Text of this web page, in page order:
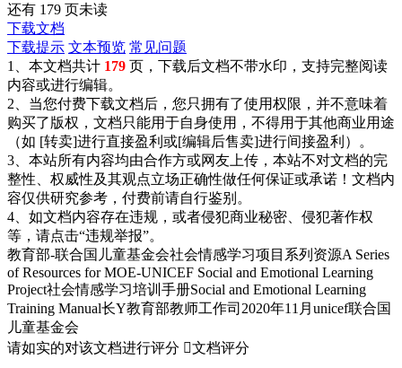
还有 179 页未读
下载文档
下载提示 文本预览 常见问题
1、本文档共计 179 页，下载后文档不带水印，支持完整阅读
内容或进行编辑。
2、当您付费下载文档后，您只拥有了使用权限，并不意味着
购买了版权，文档只能用于自身使用，不得用于其他商业用途
（如 [转卖]进行直接盈利或[编辑后售卖]进行间接盈利）。
3、本站所有内容均由合作方或网友上传，本站不对文档的完
整性、权威性及其观点立场正确性做任何保证或承诺！文档内
容仅供研究参考，付费前请自行鉴别。
4、如文档内容存在违规，或者侵犯商业秘密、侵犯著作权
等，请点击“违规举报”。
教育部-联合国儿童基金会社会情感学习项目系列资源A Series
of Resources for MOE-UNICEF Social and Emotional Learning
Project社会情感学习培训手册Social and Emotional Learning
Training Manual长Y教育部教师工作司2020年11月unicef联合国
儿童基金会
请如实的对该文档进行评分 文档评分